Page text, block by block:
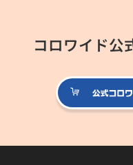
コロワイド公